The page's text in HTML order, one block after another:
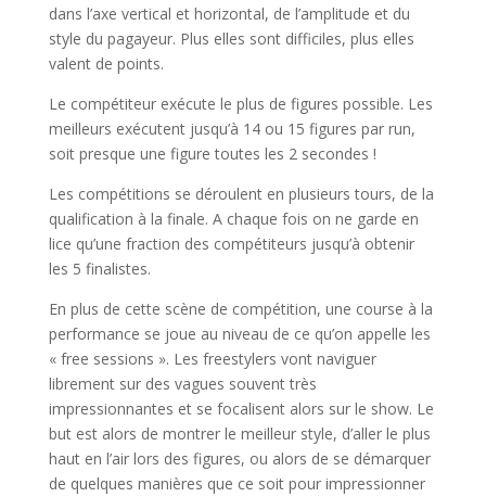
dans l’axe vertical et horizontal, de l’amplitude et du
style du pagayeur. Plus elles sont difficiles, plus elles
valent de points.
Le compétiteur exécute le plus de figures possible. Les
meilleurs exécutent jusqu’à 14 ou 15 figures par run,
soit presque une figure toutes les 2 secondes !
Les compétitions se déroulent en plusieurs tours, de la
qualification à la finale. A chaque fois on ne garde en
lice qu’une fraction des compétiteurs jusqu’à obtenir
les 5 finalistes.
En plus de cette scène de compétition, une course à la
performance se joue au niveau de ce qu’on appelle les
« free sessions ». Les freestylers vont naviguer
librement sur des vagues souvent très
impressionnantes et se focalisent alors sur le show. Le
but est alors de montrer le meilleur style, d’aller le plus
haut en l’air lors des figures, ou alors de se démarquer
de quelques manières que ce soit pour impressionner